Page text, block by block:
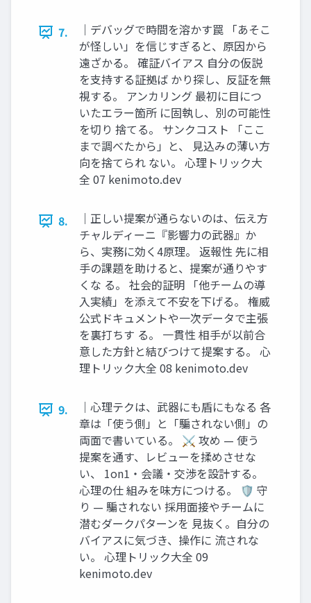
7.
｜デバッグで時間を溶かす罠 「あそこ
が怪しい」を信じすぎると、原因から
遠ざかる。 確証バイアス 自分の仮説
を支持する証拠ば かり探し、反証を無
視する。 アンカリング 最初に目につ
いたエラー箇所 に固執し、別の可能性
を切り 捨てる。 サンクコスト 「ここ
まで調べたから」と、 見込みの薄い方
向を捨てられ ない。 心理トリック大
全 07 kenimoto.dev
8.
｜正しい提案が通らないのは、伝え方
チャルディーニ『影響力の武器』か
ら、実務に効く4原理。 返報性 先に相
手の課題を助けると、提案が通りやす
くな る。 社会的証明 「他チームの導
入実績」を添えて不安を下げる。 権威
公式ドキュメントや一次データで主張
を裏打ちす る。 一貫性 相手が以前合
意した方針と結びつけて提案する。 心
理トリック大全 08 kenimoto.dev
9.
｜心理テクは、武器にも盾にもなる 各
章は「使う側」と「騙されない側」の
両面で書いている。 ⚔ 攻め — 使う
提案を通す、レビューを揉めさせな
い、 1on1・会議・交渉を設計する。
心理の仕 組みを味方につける。 🛡 守
り — 騙されない 採用面接やチームに
潜むダークパターンを 見抜く。自分の
バイアスに気づき、操作に 流されな
い。 心理トリック大全 09
kenimoto.dev